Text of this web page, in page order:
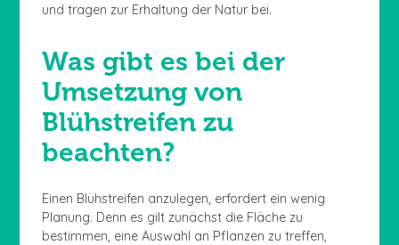
und tragen zur Erhaltung der Natur bei.
Was gibt es bei der
Umsetzung von
Blühstreifen zu
beachten?
Einen Blühstreifen anzulegen, erfordert ein wenig
Planung. Denn es gilt zunächst die Fläche zu
bestimmen, eine Auswahl an Pflanzen zu treffen,